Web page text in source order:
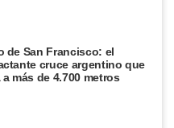
de San Francisco: el
cruce argentino que
a más de 4.700 metros